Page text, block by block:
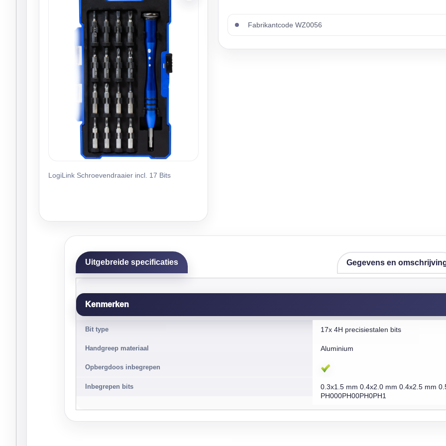
LogiLink Schroevendraaier incl. 17 Bits
Fabrikantcode WZ0056
Uitgebreide specificaties Gegevens en
Kenmerken
Bit type 17x 4H precisiestalen bits
Handgreep materiaal Aluminium
Opbergdoos inbegrepen
Inbegrepen bits
0.3x1.5 mm 0.4x2.0 mm 0.4x2.5 mm
PH000PH00PH0PH1